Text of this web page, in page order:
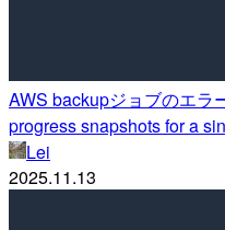
AWS backupジョブのエラ
progress snapshots for a
Lei
2025.11.13